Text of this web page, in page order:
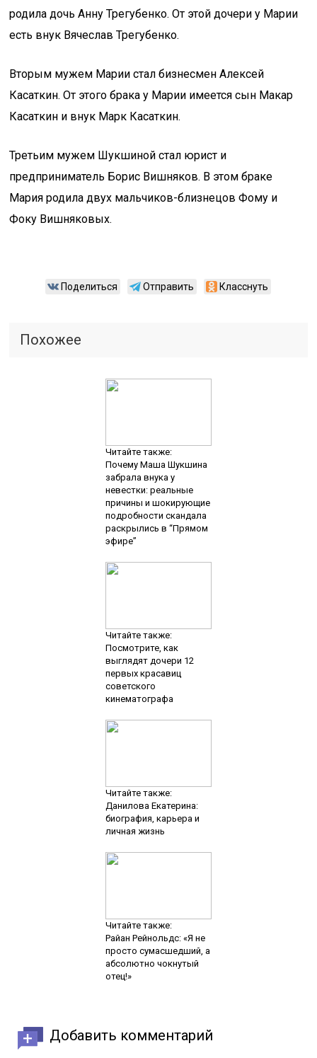
родила дочь Анну Трегубенко. От этой дочери у Марии
есть внук Вячеслав Трегубенко.
Вторым мужем Марии стал бизнесмен Алексей
Касаткин. От этого брака у Марии имеется сын Макар
Касаткин и внук Марк Касаткин.
Третьим мужем Шукшиной стал юрист и
предприниматель Борис Вишняков. В этом браке
Мария родила двух мальчиков-близнецов Фому и
Фоку Вишняковых.
Поделиться Отправить Класснуть
Похожее
Читайте также:
Почему Маша Шукшина
забрала внука у
невестки: реальные
причины и шокирующие
подробности скандала
раскрылись в “Прямом
эфире”
Читайте также:
Посмотрите, как
выглядят дочери 12
первых красавиц
советского
кинематографа
Читайте также:
Данилова Екатерина:
биография, карьера и
личная жизнь
Читайте также:
Райан Рейнольдс: «Я не
просто сумасшедший, а
абсолютно чокнутый
отец!»
Добавить комментарий